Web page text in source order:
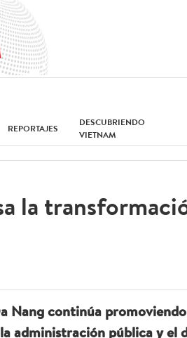
REPORTAJES
DESCUBRIENDO
VIETNAM
la
Nang continúa
administración pública y el